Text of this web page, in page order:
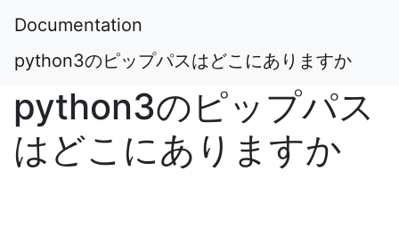
Documentation
python3のピップパスはどこにありますか
python3のピップパス
はどこにありますか